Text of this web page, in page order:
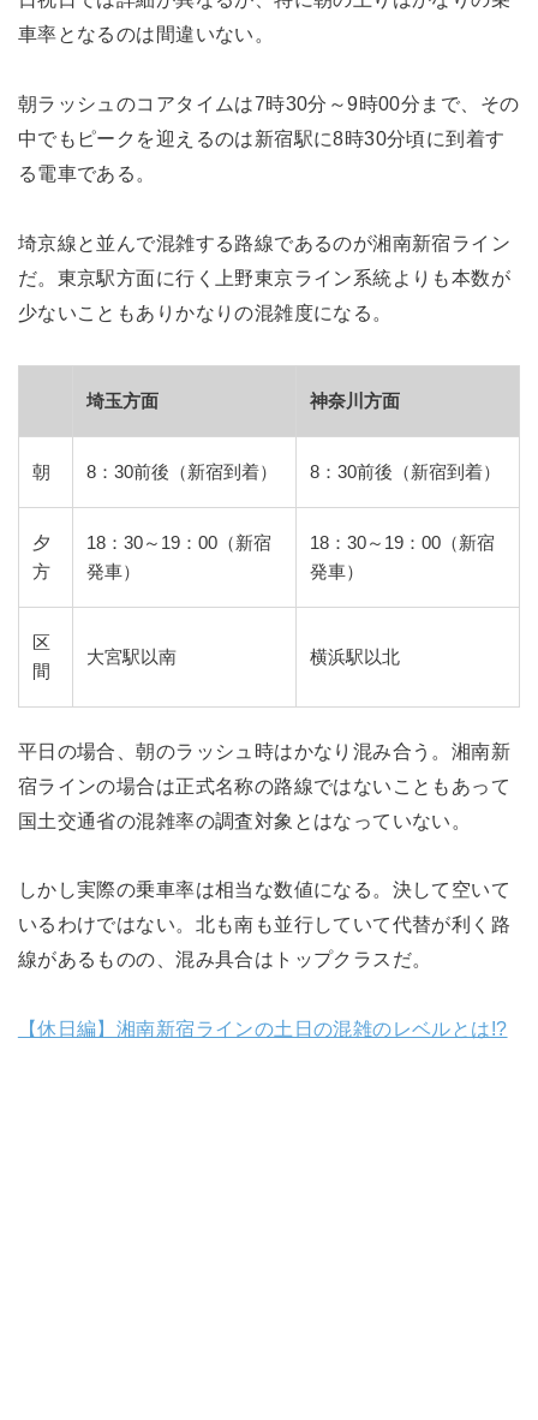
車率となるのは間違いない。
朝ラッシュのコアタイムは7時30分～9時00分まで、その
中でもピークを迎えるのは新宿駅に8時30分頃に到着す
る電車である。
埼京線と並んで混雑する路線であるのが湘南新宿ライン
だ。東京駅方面に行く上野東京ライン系統よりも本数が
少ないこともありかなりの混雑度になる。
埼玉方面 神奈川方面
朝 8：30前後（新宿到着） 8：30前後（新宿到着）
夕
方
18：30～19：00（新宿
発車）
18：30～19：00（新宿
発車）
区
間
大宮駅以南 横浜駅以北
平日の場合、朝のラッシュ時はかなり混み合う。湘南新
宿ラインの場合は正式名称の路線ではないこともあって
国土交通省の混雑率の調査対象とはなっていない。
しかし実際の乗車率は相当な数値になる。決して空いて
いるわけではない。北も南も並行していて代替が利く路
線があるものの、混み具合はトップクラスだ。
【休日編】湘南新宿ラインの土日の混雑のレベルとは!?